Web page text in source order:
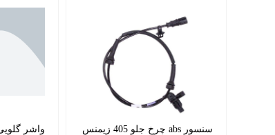
سنسور abs چرخ جلو 405 زیمنس